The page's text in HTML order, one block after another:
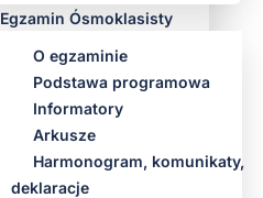
Egzamin Ósmoklasisty
O egzaminie
Podstawa programowa
Informatory
Arkusze
Harmonogram, komunikaty,
deklaracje